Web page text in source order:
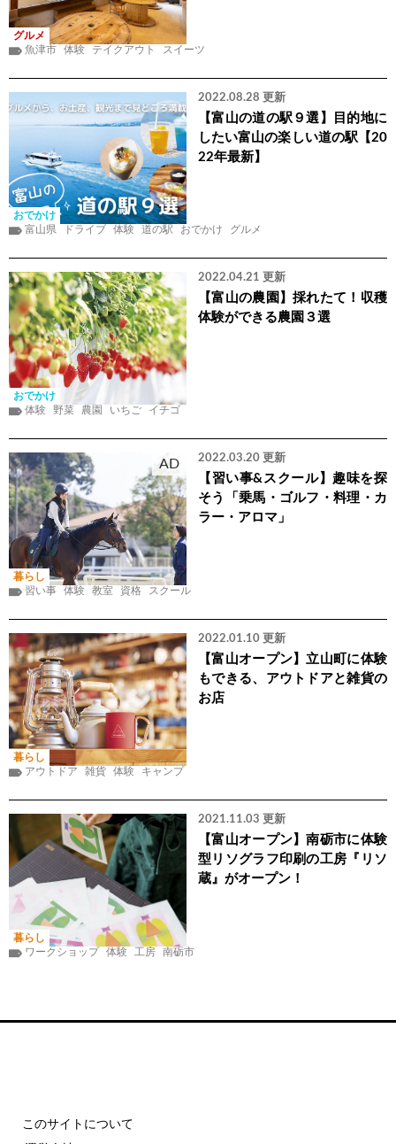
グルメ
魚津市 体験 テイクアウト スイーツ
おでかけ
2022.08.28 更新
【富山の道の駅９選】目的地に
したい富山の楽しい道の駅【20
22年最新】
富山県 ドライブ 体験 道の駅 おでかけ グルメ
おでかけ
2022.04.21 更新
【富山の農園】採れたて！収穫
体験ができる農園３選
体験 野菜 農園 いちご イチゴ
AD
暮らし
2022.03.20 更新
【習い事&スクール】趣味を探
そう「乗馬・ゴルフ・料理・カ
ラー・アロマ」
習い事 体験 教室 資格 スクール
暮らし
2022.01.10 更新
【富山オープン】立山町に体験
もできる、アウトドアと雑貨の
お店
アウトドア 雑貨 体験 キャンプ
暮らし
2021.11.03 更新
【富山オープン】南砺市に体験
型リソグラフ印刷の工房『リソ
蔵』がオープン！
ワークショップ 体験 工房 南砺市
このサイトについて